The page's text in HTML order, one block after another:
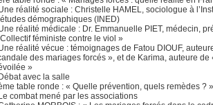
réalité sociale : Christelle HAMEL, sociologue à
démographiques (INED)
réalité médicale : Dr. Emmanuelle PIET, médecin,
féministe contre le viol »
réalité vécue : témoignages de Fatou DIOUF,
des mariages forcés », et de Karima, auteure de
»
avec la salle
table ronde : « Quelle prévention, quels remèdes ? »
combat mené par les associations